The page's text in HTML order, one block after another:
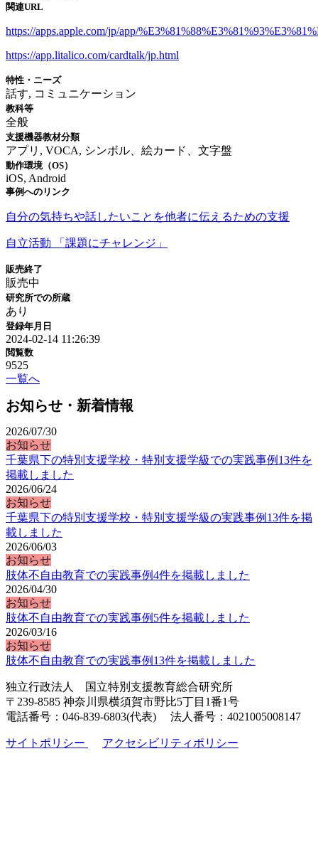
関連URL
https://apps.apple.com/jp/app/
https://app.litalico.com/cardtalk/jp.html
特性・ニーズ
話す, コミュニケーション
教科等
全般
支援機器教材分類
アプリ, VOCA, シンボル、絵カード、文字盤
動作環境（OS）
iOS, Android
事例へのリンク
自分の気持ちや話したいことを他者に伝えるための支援
自立活動 「課題にチャレンジ」
販売終了
販売中
研究所での所蔵
あり
登録年月日
2024-02-14 11:26:39
閲覧数
9525
一覧へ
お知らせ・新着情報
2026/07/30
お知らせ
千葉県下の特別支援学校・特別支援学級での実践事例13件を
掲載しました
2026/06/24
お知らせ
千葉県下の特別支援学校・特別支援学級の実践事例13件を掲
載しました
2026/06/03
お知らせ
肢体不自由教育での実践事例4件を掲載しました
2026/04/30
お知らせ
肢体不自由教育での実践事例5件を掲載しました
2026/03/16
お知らせ
肢体不自由教育での実践事例13件を掲載しました
独立行政法人 国立特別支援教育総合研究所
〒239-8585 神奈川県横須賀市野比5丁目1番1号
電話番号：046-839-6803(代表) 法人番号：4021005008147
サイトポリシー アクセシビリティポリシー